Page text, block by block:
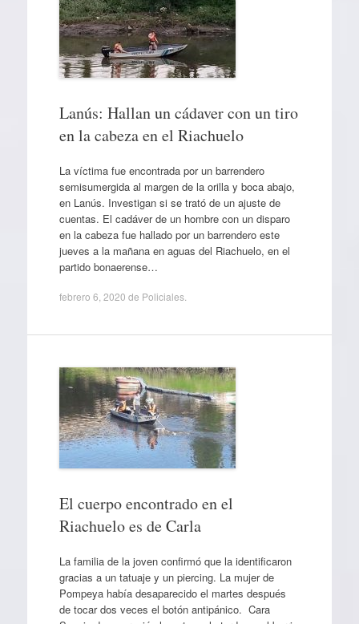
Lanús: Hallan un cádaver con un tiro
en la cabeza en el Riachuelo
La víctima fue encontrada por un barrendero
semisumergida al margen de la orilla y boca abajo,
en Lanús. Investigan si se trató de un ajuste de
cuentas. El cadáver de un hombre con un disparo
en la cabeza fue hallado por un barrendero este
jueves a la mañana en aguas del Riachuelo, en el
partido bonaerense…
febrero 6, 2020 de Policiales.
El cuerpo encontrado en el
Riachuelo es de Carla
La familia de la joven confirmó que la identificaron
gracias a un tatuaje y un piercing. La mujer de
Pompeya había desaparecido el martes después
de tocar dos veces el botón antipánico. Cara